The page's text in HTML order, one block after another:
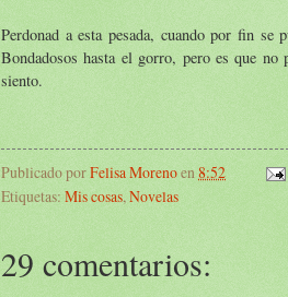
Perdonad a esta pesada, cuando por fin
Bondadosos hasta el gorro, pero es que no
siento.
Publicado porFelisa Morenoen 8:52
Etiquetas: Mis cosas, Novelas
29 comentarios: